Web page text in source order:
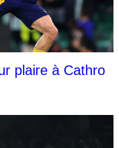
plaire à Cathro